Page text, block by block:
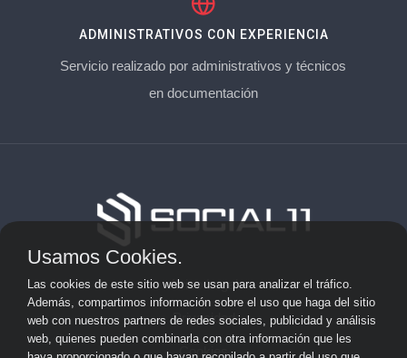
ADMINISTRATIVOS CON EXPERIENCIA
Servicio realizado por administrativos y técnicos
en documentación
Aviso Legal
Privacidad
Cookies
Usamos Cookies.
Las cookies de este sitio web se usan para analizar el tráfico.
Además, compartimos información sobre el uso que haga del sitio
web con nuestros partners de redes sociales, publicidad y análisis
web, quienes pueden combinarla con otra información que les